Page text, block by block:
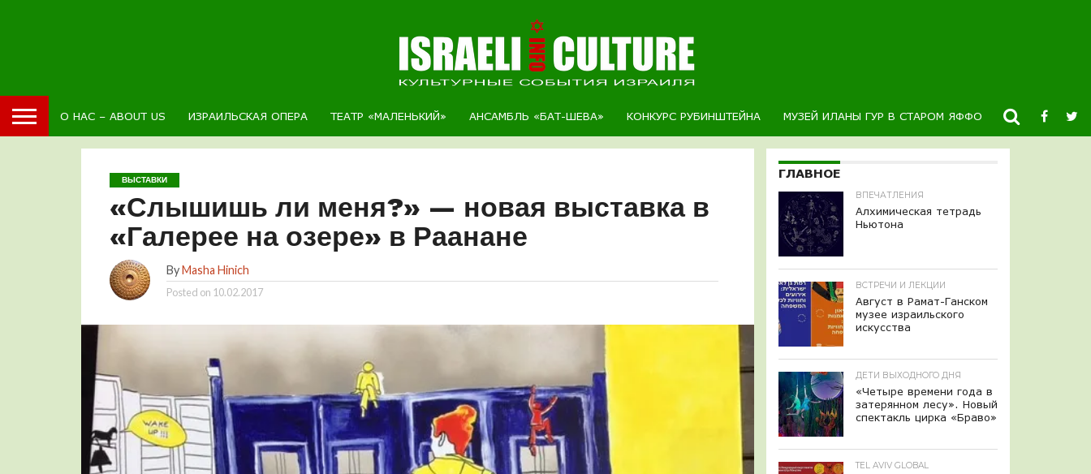
О НАС – ABOUT US ИЗРАИЛЬСКАЯ ОПЕРА ТЕАТР «МАЛЕНЬКИЙ» АНСАМБЛЬ «БАТ-ШЕВА» КОНКУРС РУБИНШТЕЙНА МУЗЕЙ ИЛАНЫ ГУР В СТАРОМ ЯФФО НОВОСТИ
ВЫСТАВКИ
«Слышишь ли меня?» — новая выставка в
«Галерее на озере» в Раанане
ByMasha Hinich
Posted on 10.02.2017
ГЛАВНОЕ
ВПЕЧАТЛЕНИЯ
Алхимическая тетрадь
Ньютона
ВСТРЕЧИ И ЛЕКЦИИ
Август в Рамат-Ганском
музее израильского
искусства
ДЕТИ ВЫХОДНОГО ДНЯ
«Четыре времени года в
затерянном лесу». Новый
спектакль цирка «Браво»
TEL AVIV GLOBAL